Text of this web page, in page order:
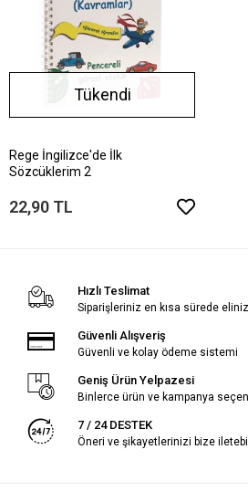
Tükendi
Rege İngilizce'de İlk
Sözcüklerim 2
22,90 TL
Hızlı Teslimat
Siparişleriniz en kısa sürede
Güvenli Alışveriş
Güvenli ve kolay ödeme sistemi
Geniş Ürün Yelpazesi
Binlerce ürün ve kampanya
7 / 24 DESTEK
Öneri ve şikayetlerinizi bize